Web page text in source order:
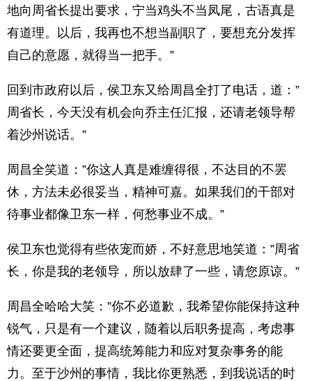
地向周省长提出要求，宁当鸡头不当凤尾，古语真是
有道理。以后，我再也不想当副职了，要想充分发挥
自己的意愿，就得当一把手。”
回到市政府以后，侯卫东又给周昌全打了电话，道：”
周省长，今天没有机会向乔主任汇报，还请老领导帮
着沙州说话。”
周昌全笑道：”你这人真是难缠得很，不达目的不罢
休，方法未必很妥当，精神可嘉。如果我们的干部对
待事业都像卫东一样，何愁事业不成。”
侯卫东也觉得有些依宠而娇，不好意思地笑道：”周省
长，你是我的老领导，所以放肆了一些，请您原谅。”
周昌全哈哈大笑：”你不必道歉，我希望你能保持这种
锐气，只是有一个建议，随着以后职务提高，考虑事
情还要更全面，提高统筹能力和应对复杂事务的能
力。至于沙州的事情，我比你更熟悉，到我说话的时